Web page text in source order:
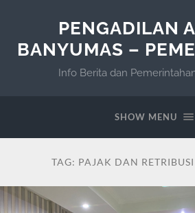
PENGADILAN
BANYUMAS –
Info Berita dan
SHOW MENU
TAG: PAJAK DAN